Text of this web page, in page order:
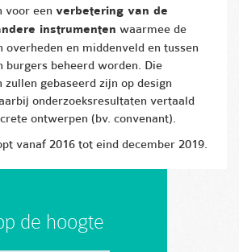
voor een verbetering van de
instrumenten waarmee de
overheden en middenveld en tussen
burgers beheerd worden. Die
zullen gebaseerd zijn op design
onderzoeksresultaten vertaald
ontwerpen (bv. convenant).
vanaf 2016 tot eind december 2019.
de hoogte